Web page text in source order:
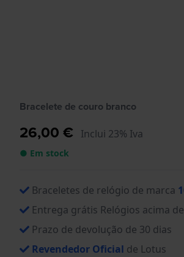
Bracelete de couro branco
26,00 € Inclui 23% Iva
● Em stock
Braceletes de relógio de marca
Entrega grátis Relógios acima
Prazo de devolução de 30 dias
Revendedor Oficial de Lotus